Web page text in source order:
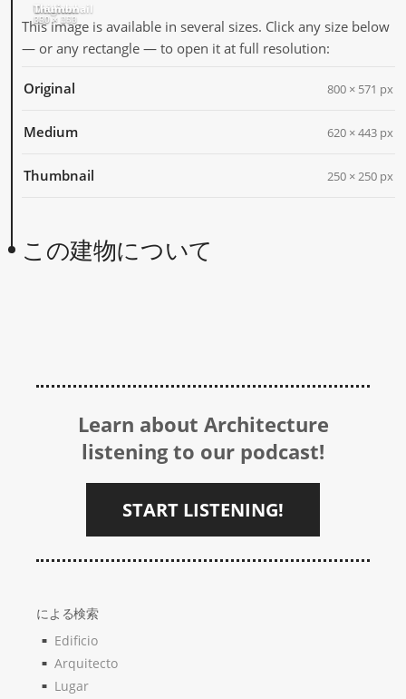
Original
800 × 571
Medium
620 × 443
Thumbnail
250 × 250
This image is available in several sizes. Click any size below
— or any rectangle — to open it at full resolution:
Original 800 × 571 px
Medium 620 × 443 px
Thumbnail 250 × 250 px
この建物について
Learn about Architecture
listening to our podcast!
START LISTENING!
による検索
Edificio
Arquitecto
Lugar